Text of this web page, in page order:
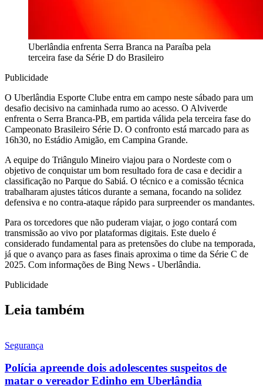
Uberlândia enfrenta Serra Branca na Paraíba pela
terceira fase da Série D do Brasileiro
Publicidade
O Uberlândia Esporte Clube entra em campo neste sábado para um
desafio decisivo na caminhada rumo ao acesso. O Alviverde
enfrenta o Serra Branca-PB, em partida válida pela terceira fase do
Campeonato Brasileiro Série D. O confronto está marcado para as
16h30, no Estádio Amigão, em Campina Grande.
A equipe do Triângulo Mineiro viajou para o Nordeste com o
objetivo de conquistar um bom resultado fora de casa e decidir a
classificação no Parque do Sabiá. O técnico e a comissão técnica
trabalharam ajustes táticos durante a semana, focando na solidez
defensiva e no contra-ataque rápido para surpreender os mandantes.
Para os torcedores que não puderam viajar, o jogo contará com
transmissão ao vivo por plataformas digitais. Este duelo é
considerado fundamental para as pretensões do clube na temporada,
já que o avanço para as fases finais aproxima o time da Série C de
2025. Com informações de Bing News - Uberlândia.
Publicidade
Leia também
Segurança
Polícia apreende dois adolescentes suspeitos de
matar o vereador Edinho em Uberlândia